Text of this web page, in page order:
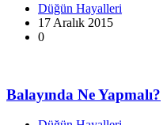
Düğün Hayalleri
17 Aralık 2015
0
Balayında Ne Yapmalı?